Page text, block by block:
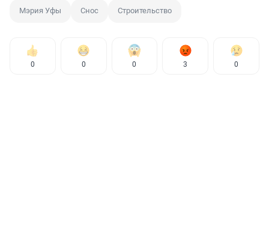
Мэрия Уфы Снос Строительство
0 0 0 3 0